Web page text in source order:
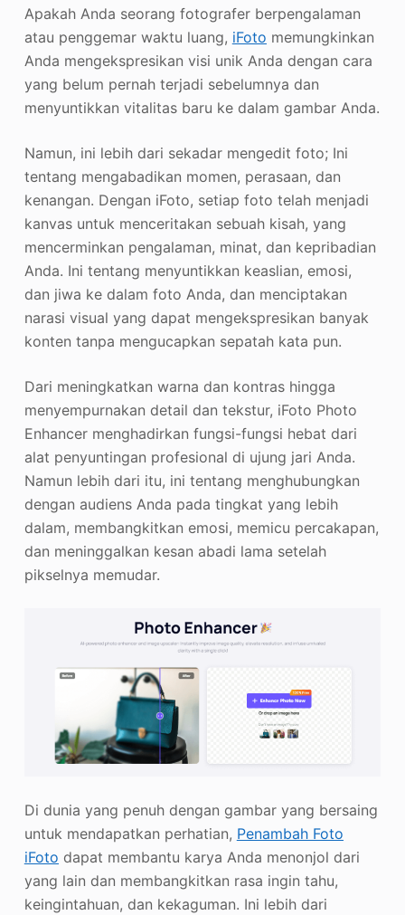
Apakah Anda seorang fotografer berpengalaman
atau penggemar waktu luang, iFoto memungkinkan
Anda mengekspresikan visi unik Anda dengan cara
yang belum pernah terjadi sebelumnya dan
menyuntikkan vitalitas baru ke dalam gambar Anda.
Namun, ini lebih dari sekadar mengedit foto; Ini
tentang mengabadikan momen, perasaan, dan
kenangan. Dengan iFoto, setiap foto telah menjadi
kanvas untuk menceritakan sebuah kisah, yang
mencerminkan pengalaman, minat, dan kepribadian
Anda. Ini tentang menyuntikkan keaslian, emosi,
dan jiwa ke dalam foto Anda, dan menciptakan
narasi visual yang dapat mengekspresikan banyak
konten tanpa mengucapkan sepatah kata pun.
Dari meningkatkan warna dan kontras hingga
menyempurnakan detail dan tekstur, iFoto Photo
Enhancer menghadirkan fungsi-fungsi hebat dari
alat penyuntingan profesional di ujung jari Anda.
Namun lebih dari itu, ini tentang menghubungkan
dengan audiens Anda pada tingkat yang lebih
dalam, membangkitkan emosi, memicu percakapan,
dan meninggalkan kesan abadi lama setelah
pikselnya memudar.
Di dunia yang penuh dengan gambar yang bersaing
untuk mendapatkan perhatian, Penambah Foto
iFoto dapat membantu karya Anda menonjol dari
yang lain dan membangkitkan rasa ingin tahu,
keingintahuan, dan kekaguman. Ini lebih dari